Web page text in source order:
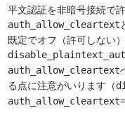
平文認証を非暗号接続で
auth_allow_cleartext
既定でオフ（許可しない
auth_allow_cleartext
る点に注意がいります（